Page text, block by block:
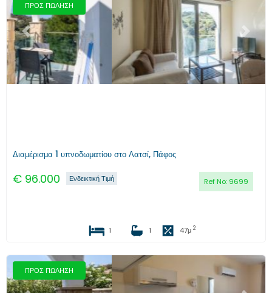
ΠΡΟΣ ΠΩΛΗΣΗ
Προηγούμενο Επόμενο
Διαμέρισμα 1 υπνοδωματίου στο Λατσί, Πάφος
€ 96.000 Ref No: 9699
Ενδεικτική Τιμή
1 1 47μ 2
ΠΡΟΣ ΠΩΛΗΣΗ